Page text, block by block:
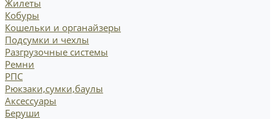
Жилеты
Кобуры
Кошельки и органайзеры
Подсумки и чехлы
Разгрузочные системы
Ремни
РПС
Рюкзаки,сумки,баулы
Аксессуары
Беруши